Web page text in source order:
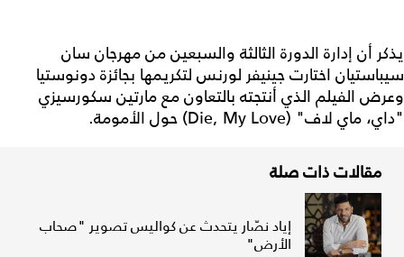
يذكر أن إدارة الدورة الثالثة والسبعين من مهرجان سان
سيباستيان اختارت جينيفر لورنس لتكريمها بجائزة دونوستيا
وعرض الفيلم الذي أنتجته بالتعاون مع مارتين سكورسيزي
"داي، ماي لاف" (Die, My Love) حول الأمومة.
مقالات ذات صلة
إياد نصّار يتحدث عن كواليس تصوير "صحاب
الأرض"